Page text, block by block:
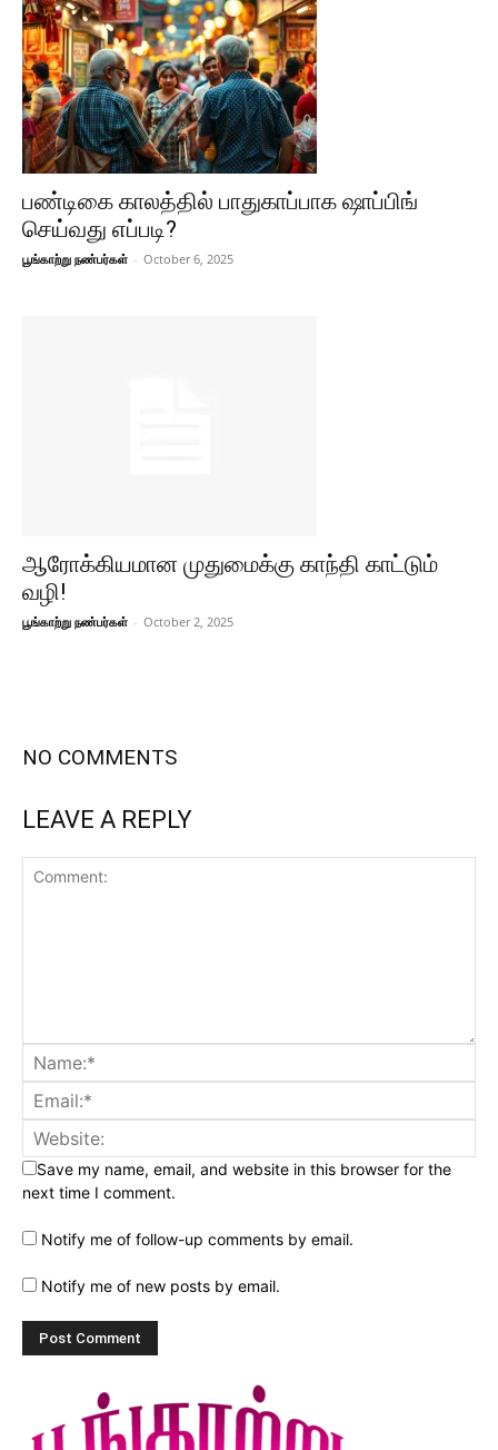
பண்டிகை காலத்தில் பாதுகாப்பாக ஷாப்பிங்
செய்வது எப்படி?
பூங்காற்று நண்பர்கள் - October 6, 2025
ஆரோக்கியமான முதுமைக்கு காந்தி காட்டும்
வழி!
பூங்காற்று நண்பர்கள் - October 2, 2025
NO COMMENTS
LEAVE A REPLY
Save my name, email, and website in this browser for the
next time I comment.
Notify me of follow-up comments by email.
Notify me of new posts by email.